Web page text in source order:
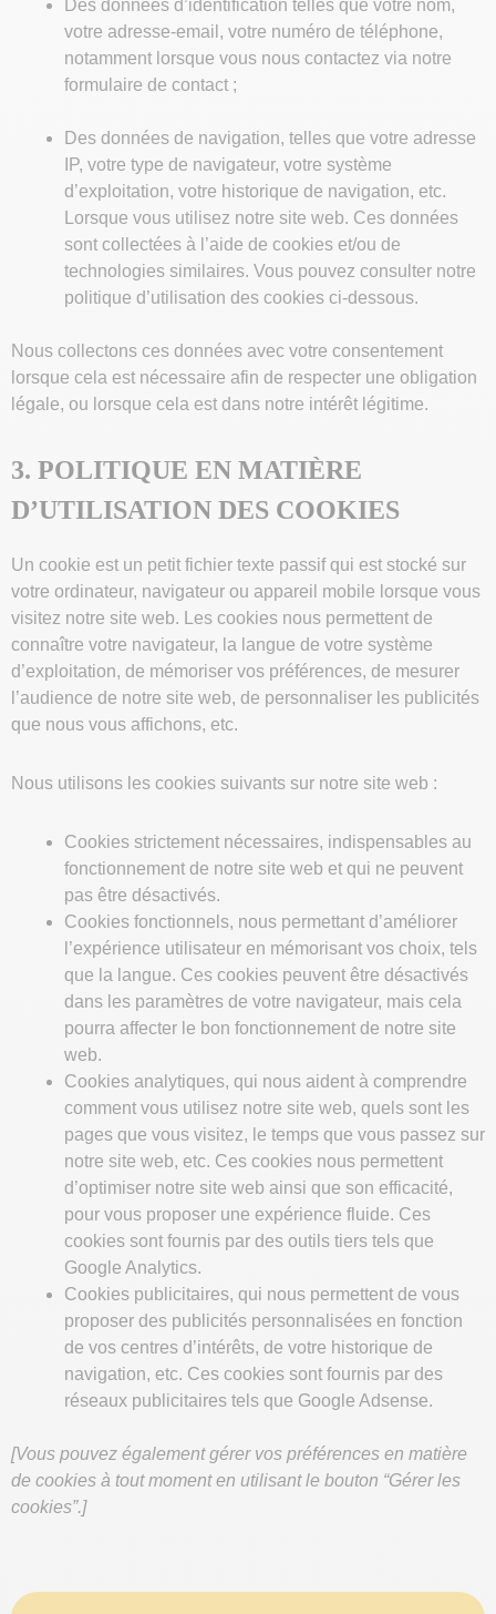
Des données d’identification telles que votre nom,
votre adresse-email, votre numéro de téléphone,
notamment lorsque vous nous contactez via notre
formulaire de contact ;
Des données de navigation, telles que votre adresse
IP, votre type de navigateur, votre système
d’exploitation, votre historique de navigation, etc.
Lorsque vous utilisez notre site web. Ces données
sont collectées à l’aide de cookies et/ou de
technologies similaires. Vous pouvez consulter notre
politique d’utilisation des cookies ci-dessous.
Nous collectons ces données avec votre consentement
lorsque cela est nécessaire afin de respecter une obligation
légale, ou lorsque cela est dans notre intérêt légitime.
3. POLITIQUE EN MATIÈRE
D’UTILISATION DES COOKIES
Un cookie est un petit fichier texte passif qui est stocké sur
votre ordinateur, navigateur ou appareil mobile lorsque vous
visitez notre site web. Les cookies nous permettent de
connaître votre navigateur, la langue de votre système
d’exploitation, de mémoriser vos préférences, de mesurer
l’audience de notre site web, de personnaliser les publicités
que nous vous affichons, etc.
Nous utilisons les cookies suivants sur notre site web :
Cookies strictement nécessaires, indispensables au
fonctionnement de notre site web et qui ne peuvent
pas être désactivés.
Cookies fonctionnels, nous permettant d’améliorer
l’expérience utilisateur en mémorisant vos choix, tels
que la langue. Ces cookies peuvent être désactivés
dans les paramètres de votre navigateur, mais cela
pourra affecter le bon fonctionnement de notre site
web.
Cookies analytiques, qui nous aident à comprendre
comment vous utilisez notre site web, quels sont les
pages que vous visitez, le temps que vous passez sur
notre site web, etc. Ces cookies nous permettent
d’optimiser notre site web ainsi que son efficacité,
pour vous proposer une expérience fluide. Ces
cookies sont fournis par des outils tiers tels que
Google Analytics.
Cookies publicitaires, qui nous permettent de vous
proposer des publicités personnalisées en fonction
de vos centres d’intérêts, de votre historique de
navigation, etc. Ces cookies sont fournis par des
réseaux publicitaires tels que Google Adsense.
[Vous pouvez également gérer vos préférences en matière
de cookies à tout moment en utilisant le bouton “Gérer les
cookies”.]